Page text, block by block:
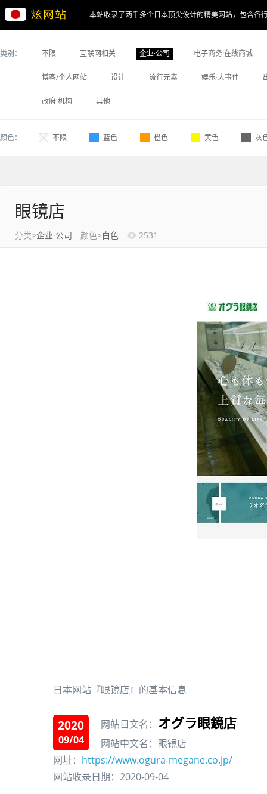
本站收录了两千多个日本顶尖设计的精美网站，包含各
类别： 不限 互联网相关 企业·公司 电子商务·在线商城
博客/个人网站 设计 流行元素 娱乐·大事件
政府·机构 其他
颜色： 不限 蓝色 橙色 黄色 灰
眼镜店
分类>企业·公司 颜色>白色 2531
日本网站『眼镜店』的基本信息
2020
09/04
网站日文名： オグラ眼鏡店
网站中文名：眼镜店
网址： https://www.ogura-megane.co.jp/
网站收录日期：2020-09-04